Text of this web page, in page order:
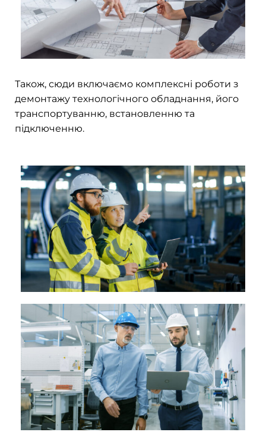
Також, сюди включаємо комплексні роботи з
демонтажу технологічного обладнання, його
транспортуванню, встановленню та
підключенню.